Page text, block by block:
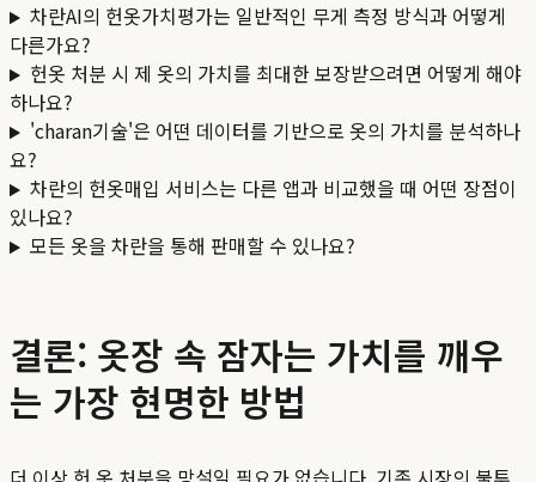
차란AI의 헌옷가치평가는 일반적인 무게 측정 방식과 어떻게
다른가요?
헌옷 처분 시 제 옷의 가치를 최대한 보장받으려면 어떻게 해야
하나요?
'charan기술'은 어떤 데이터를 기반으로 옷의 가치를 분석하나
요?
차란의 헌옷매입 서비스는 다른 앱과 비교했을 때 어떤 장점이
있나요?
모든 옷을 차란을 통해 판매할 수 있나요?
결론: 옷장 속 잠자는 가치를 깨우
는 가장 현명한 방법